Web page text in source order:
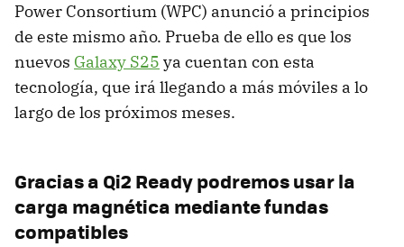
Power Consortium (WPC) anunció a principios
de este mismo año. Prueba de ello es que los
nuevos Galaxy S25 ya cuentan con esta
tecnología, que irá llegando a más móviles a lo
largo de los próximos meses.
Gracias a Qi2 Ready podremos usar la
carga magnética mediante fundas
compatibles